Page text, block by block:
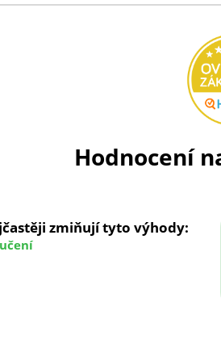
Hodnocení
zmiňují tyto výhody: